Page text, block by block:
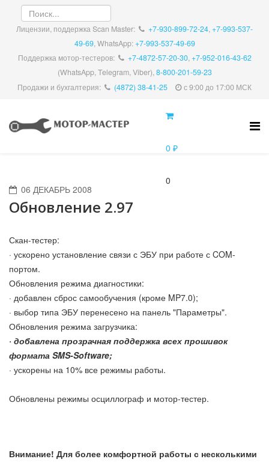
Лицензии, поддержка Scan Master: +7-930-899-72-24,+7-993-537-
49-69, WhatsApp:+7-993-537-49-69
Поддержка мотор-тестеров:
+7-4872-57-20-30,+7-952-016-43-62
(WhatsApp, Telegram, Viber),8-800-201-59-23
Продажи и бухгалтерия:
(4872) 38-41-25 с 9:00 до 17:00 МСК
0 ₽
0
06 ДЕКАБРЬ 2008
Обновление 2.97
Скан-тестер:
· ускорено установление связи с ЭБУ при работе с COM-
портом.
Обновления режима диагностики:
· добавлен сброс самообучения (кроме MP7.0);
· выбор типа ЭБУ перенесено на панель "Параметры".
Обновления режима загрузчика:
· добавлена прозрачная поддержка всех прошивок
формата SMS-Software;
· ускорены на 10% все режимы работы.
Обновлены режимы осциллограф и мотор-тестер.
Внимание! Для более комфортной работы с несколькими